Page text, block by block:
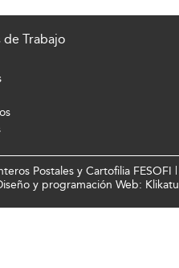
Trabajo
Postales y Cartofilia FESOFI |
y programación Web: Klikatu